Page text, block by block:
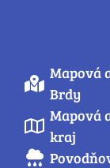
Mapová
Brdy
Mapová
kraj